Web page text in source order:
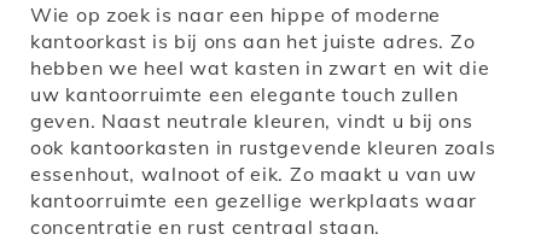
Wie op zoek is naar een hippe of moderne
kantoorkast is bij ons aan het juiste adres. Zo
hebben we heel wat kasten in zwart en wit die
uw kantoorruimte een elegante touch zullen
geven. Naast neutrale kleuren, vindt u bij ons
ook kantoorkasten in rustgevende kleuren zoals
essenhout, walnoot of eik. Zo maakt u van uw
kantoorruimte een gezellige werkplaats waar
concentratie en rust centraal staan.